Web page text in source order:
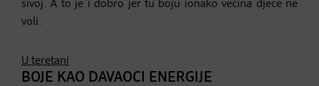
sivoj. A to je i dobro jer tu boju ionako većina djece ne
voli.
U teretani
BOJE KAO DAVAOCI ENERGIJE